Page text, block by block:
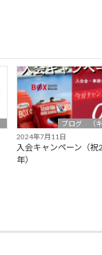
ブログ （キ
2024年7月11日
入会キャンペーン（祝
年）